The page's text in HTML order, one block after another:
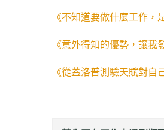
《不知道要做什麼工作，
《意外得知的優勢，讓我
《從蓋洛普測驗天賦對自